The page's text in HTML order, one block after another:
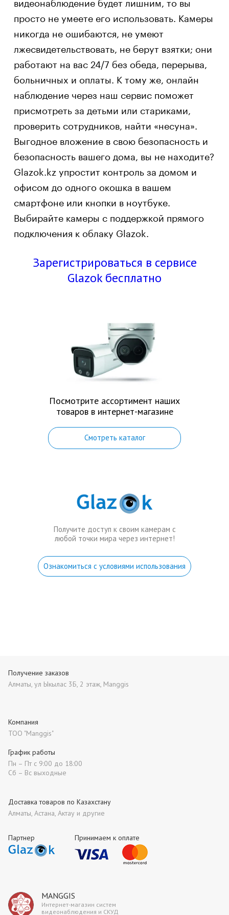
просто не умеете его использовать. Камеры
никогда не ошибаются, не умеют
лжесвидетельствовать, не берут взятки; они
работают на вас 24/7 без обеда, перерыва,
больничных и оплаты. К тому же, онлайн
наблюдение через наш сервис поможет
присмотреть за детьми или стариками,
проверить сотрудников, найти «несуна».
Выгодное вложение в свою безопасность и
безопасность вашего дома, вы не находите?
Glazok.kz упростит контроль за домом и
офисом до одного окошка в вашем
смартфоне или кнопки в ноутбуке.
Выбирайте камеры с поддержкой прямого
подключения к облаку Glazok.
Зарегистрироваться в сервисе
Glazok бесплатно
Посмотрите ассортимент наших
товаров в интернет-магазине
Смотреть каталог
Получите доступ к своим камерам с
любой точки мира через интернет!
Ознакомиться с условиями использования
MANGGIS
Интернет-магазин систем
видеонаблюдения и СКУД
Партнер Принимаем к оплате
Получение заказов
Алматы, ул Ыкылас 3Б, 2 этаж, Manggis
Компания
ТОО "Manggis"
Доставка товаров по Казахстану
Алматы, Астана, Актау и другие
График работы
Пн – Пт с 9:00 до 18:00
Сб – Вс выходные